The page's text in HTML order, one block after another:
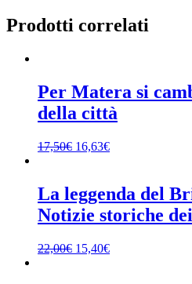
Prodotti correlati
Per Matera si
della città
17,50€ 16,63€
La leggenda del
Notizie storiche
22,00€ 15,40€